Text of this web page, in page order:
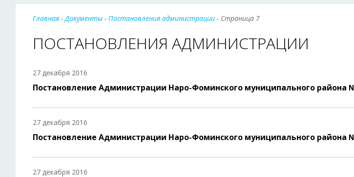
Главная -Документы - Постановления администрации - Страница 7
ПОСТАНОВЛЕНИЯ АДМИНИСТРАЦИИ
27 декабря 2016
Постановление Администрации Наро-Фоминского муниципального района
27 декабря 2016
Постановление Администрации Наро-Фоминского муниципального района
27 декабря 2016